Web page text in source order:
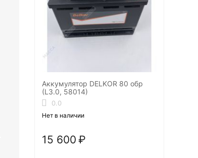
Аккумулятор DELKOR 80 обр
(L3.0, 58014)
0.0
Нет в наличии
15 600 ₽